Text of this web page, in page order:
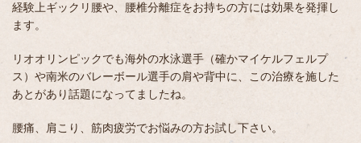
経験上ギックリ腰や、腰椎分離症をお持ちの方には効果を発揮し
ます。
リオオリンピックでも海外の水泳選手（確かマイケルフェルプ
ス）や南米のバレーボール選手の肩や背中に、この治療を施した
あとがあり話題になってましたね。
腰痛、肩こり、筋肉疲労でお悩みの方お試し下さい。